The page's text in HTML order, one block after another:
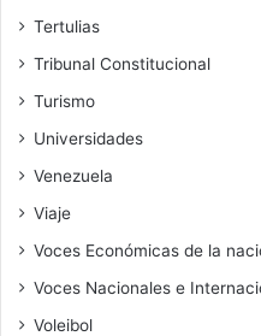
Tertulias
Tribunal Constitucional
Turismo
Universidades
Venezuela
Viaje
Voces Económicas de la
Voces Nacionales e
Voleibol